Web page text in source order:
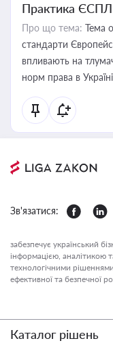
Практика ЄСПЛ
Про що тема: Тема
стандарти
впливають на
норм права в Україні
Зв'язатися:
забезпечує український
інформацією, аналітикою
технологічними
ефективної та безпечної
Каталог рішень